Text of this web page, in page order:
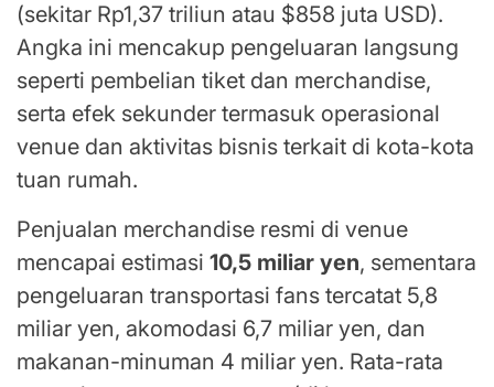
(sekitar Rp1,37 triliun atau $858 juta USD).
Angka ini mencakup pengeluaran langsung
seperti pembelian tiket dan merchandise,
serta efek sekunder termasuk operasional
venue dan aktivitas bisnis terkait di kota-kota
tuan rumah.
Penjualan merchandise resmi di venue
mencapai estimasi 10,5 miliar yen, sementara
pengeluaran transportasi fans tercatat 5,8
miliar yen, akomodasi 6,7 miliar yen, dan
makanan-minuman 4 miliar yen. Rata-rata